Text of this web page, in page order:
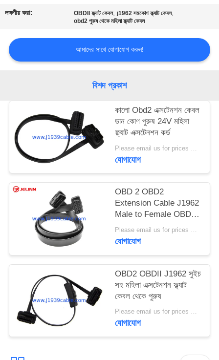
উদ্ধৃতির
আবেদন
লক্ষণীয় করা: OBDII ফ্ল্যাট কেবল,j1962 সমকোণ ফ্ল্যাট কেবল,
obd2 পুরুষ থেকে মহিলা ফ্ল্যাট কেবল
আমাদের সাথে যোগাযোগ করুন!
বিশদ প্রকাশ
কালো Obd2 এক্সটেনশন কেবল
ডান কোণ পুরুষ 24V মহিলা
ফ্ল্যাট এক্সটেনশন কর্ড
Please email us for prices MOQ:100 PCS
যোগাযোগ
OBD 2 OBD2
Extension Cable J1962
Male to Female OBDII
Connector Extender
With 16-core Wires
Please email us for prices MOQ:১০০ পিসি
যোগাযোগ
OBD2 OBDII J1962 সুইচ
সহ মহিলা এক্সটেনশন ফ্ল্যাট
কেবল থেকে পুরুষ
Please email us for prices MOQ:100 PCS
যোগাযোগ